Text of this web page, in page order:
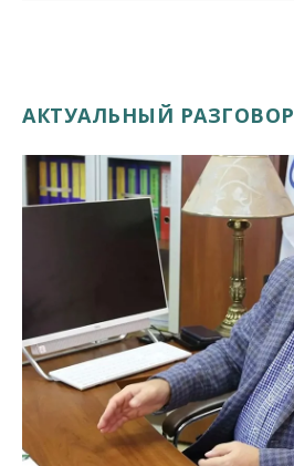
АКТУАЛЬНЫЙ РАЗГОВОР